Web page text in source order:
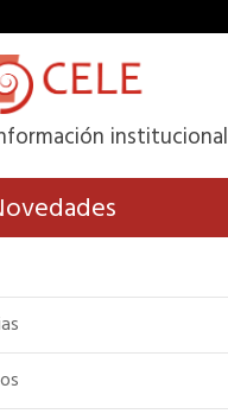
institucional